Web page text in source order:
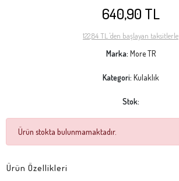
640,90 TL
122,84 TL 'den başlayan taksitlerle
Marka: More TR
Kategori: Kulaklık
Stok:
Ürün stokta bulunmamaktadır.
Ürün Özellikleri